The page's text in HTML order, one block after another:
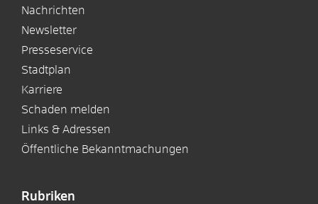
Nachrichten
Newsletter
Presseservice
Stadtplan
Karriere
Schaden melden
Links & Adressen
Öffentliche Bekanntmachungen
Rubriken